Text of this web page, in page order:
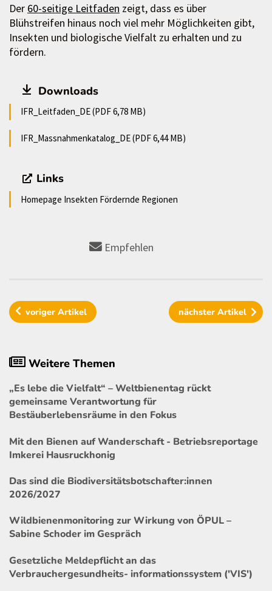
Der 60-seitige Leitfaden zeigt, dass es über
Blühstreifen hinaus noch viel mehr Möglichkeiten gibt,
Insekten und biologische Vielfalt zu erhalten und zu
fördern.
Downloads
IFR_Leitfaden_DE (PDF 6,78 MB)
IFR_Massnahmenkatalog_DE (PDF 6,44 MB)
Links
Homepage Insekten Fördernde Regionen
Empfehlen
vorigerArtikel nächster Artikel
Weitere Themen
„Es lebe die Vielfalt“ – Weltbienentag rückt
gemeinsame Verantwortung für
Bestäuberlebensräume in den Fokus
Mit den Bienen auf Wanderschaft - Betriebsreportage
Imkerei Hausruckhonig
Das sind die Biodiversitätsbotschafter:innen
2026/2027
Wildbienenmonitoring zur Wirkung von ÖPUL –
Sabine Schoder im Gespräch
Gesetzliche Meldepflicht an das
Verbrauchergesundheits- informationssystem ('VIS')